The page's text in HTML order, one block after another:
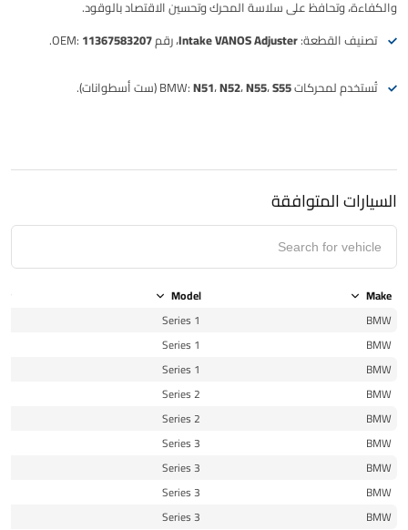
والكفاءة، وتحافظ على سلاسة المحرك وتحسين الاقتصاد بالوقود.
تصنيف القطعة:Intake VANOS Adjuster، رقم OEM:11367583207
.
تُستخدم لمحركات BMW:N51، N52، N55، S55 (ست أسطوانات).
السيارات المتوافقة
Make
Model
BMW
1 Series
BMW
1 Series
BMW
1 Series
BMW
2 Series
BMW
2 Series
BMW
3 Series
BMW
3 Series
BMW
3 Series
BMW
3 Series